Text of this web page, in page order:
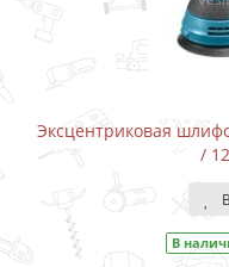
Эксцентриковая
/
В